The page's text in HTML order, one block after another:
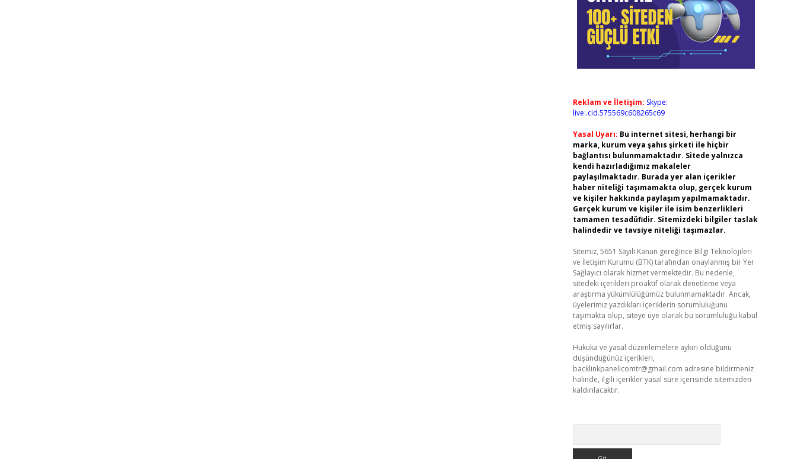
Reklam ve İletişim: Skype:
live:.cid.575569c608265c69
Yasal Uyarı: Bu internet sitesi, herhangi bir
marka, kurum veya şahıs şirketi ile hiçbir
bağlantısı bulunmamaktadır. Sitede yalnızca
kendi hazırladığımız makaleler
paylaşılmaktadır. Burada yer alan içerikler
haber niteliği taşımamakta olup, gerçek kurum
ve kişiler hakkında paylaşım yapılmamaktadır.
Gerçek kurum ve kişiler ile isim benzerlikleri
tamamen tesadüfidir. Sitemizdeki bilgiler taslak
halindedir ve tavsiye niteliği taşımazlar.
Sitemiz, 5651 Sayılı Kanun gereğince Bilgi Teknolojileri
ve İletişim Kurumu (BTK) tarafından onaylanmış bir Yer
Sağlayıcı olarak hizmet vermektedir. Bu nedenle,
sitedeki içerikleri proaktif olarak denetleme veya
araştırma yükümlülüğümüz bulunmamaktadır. Ancak,
üyelerimiz yazdıkları içeriklerin sorumluluğunu
taşımakta olup, siteye üye olarak bu sorumluluğu kabul
etmiş sayılırlar.
Hukuka ve yasal düzenlemelere aykırı olduğunu
düşündüğünüz içerikleri,
backlinkpanelicomtr@gmail.com adresine bildirmeniz
halinde, ilgili içerikler yasal süre içerisinde sitemizden
kaldırılacaktır.